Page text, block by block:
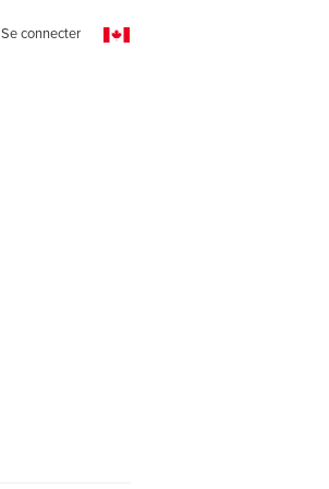
Se connecter